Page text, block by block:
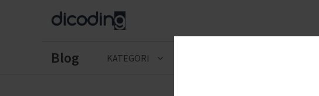
Blog KATEGORI